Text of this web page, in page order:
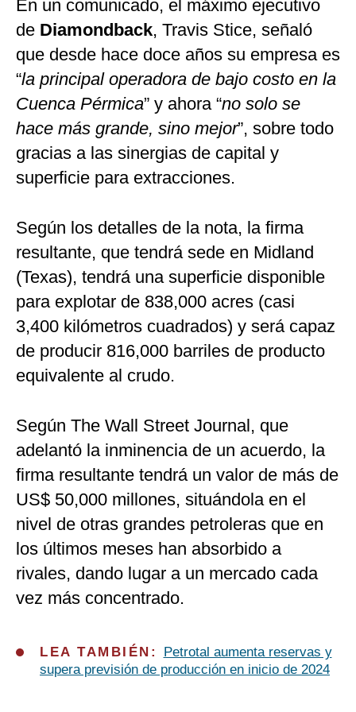
En un comunicado, el máximo ejecutivo
de Diamondback, Travis Stice, señaló
que desde hace doce años su empresa es
“la principal operadora de bajo costo en la
Cuenca Pérmica” y ahora “no solo se
hace más grande, sino mejor”, sobre todo
gracias a las sinergias de capital y
superficie para extracciones.
Según los detalles de la nota, la firma
resultante, que tendrá sede en Midland
(Texas), tendrá una superficie disponible
para explotar de 838,000 acres (casi
3,400 kilómetros cuadrados) y será capaz
de producir 816,000 barriles de producto
equivalente al crudo.
Según The Wall Street Journal, que
adelantó la inminencia de un acuerdo, la
firma resultante tendrá un valor de más de
US$ 50,000 millones, situándola en el
nivel de otras grandes petroleras que en
los últimos meses han absorbido a
rivales, dando lugar a un mercado cada
vez más concentrado.
LEA TAMBIÉN:
Petrotal aumenta reservas y
supera previsión de producción en inicio de 2024